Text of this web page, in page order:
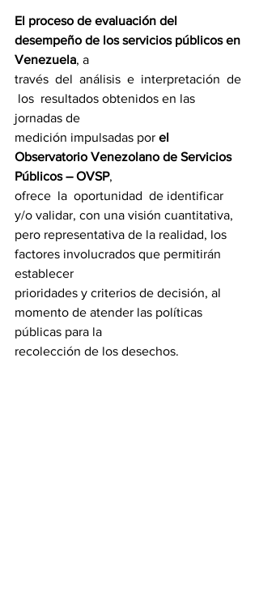
El proceso de evaluación del
desempeño de los servicios públicos en
Venezuela, a
través  del  análisis  e  interpretación  de
los  resultados obtenidos en las
jornadas de
medición impulsadas por el
Observatorio Venezolano de Servicios
Públicos – OVSP,
ofrece  la  oportunidad  de identificar
y/o validar, con una visión cuantitativa,
pero representativa de la realidad, los
factores involucrados que permitirán
establecer
prioridades y criterios de decisión, al
momento de atender las políticas
públicas para la
recolección de los desechos.